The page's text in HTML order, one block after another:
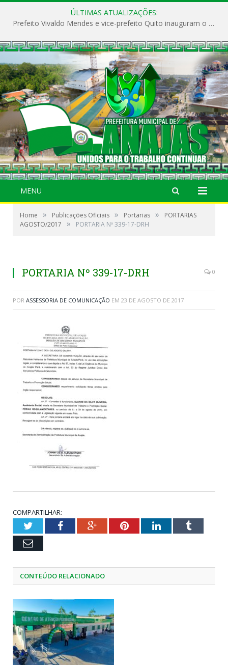
ÚLTIMAS ATUALIZAÇÕES:
Prefeito Vivaldo Mendes e vice-prefeito Quito inauguram o CAPS e fortalecem a saúde pública em Anajás.
MENU
Home » Publicações Oficiais » Portarias »
PORTARIAS
AGOSTO/2017
» PORTARIA Nº 339-17-DRH
PORTARIA Nº 339-17-DRH 0
POR ASSESSORIA DE COMUNICAÇÃO EM 23 DE AGOSTO DE 2017
COMPARTILHAR:
TwitterFacebookGoogle+PinterestLinkedInTumblr
Email
CONTEÚDO RELACIONADO